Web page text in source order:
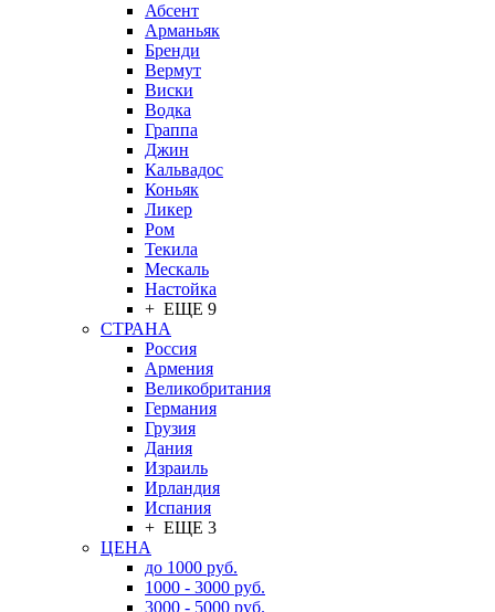
Абсент
Арманьяк
Бренди
Вермут
Виски
Водка
Граппа
Джин
Кальвадос
Коньяк
Ликер
Ром
Текила
Мескаль
Настойка
+ ЕЩЕ 9
СТРАНА
Россия
Армения
Великобритания
Германия
Грузия
Дания
Израиль
Ирландия
Испания
+ ЕЩЕ 3
ЦЕНА
до 1000 руб.
1000 - 3000 руб.
3000 - 5000 руб.